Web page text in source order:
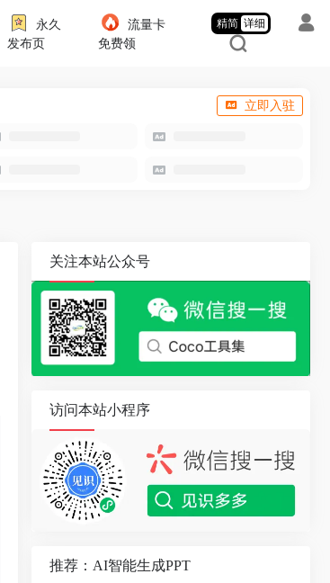
永久
发布页
流量卡
免费领
精简 详细
立即入驻
关注本站公众号
访问本站小程序
推荐：AI智能生成PPT